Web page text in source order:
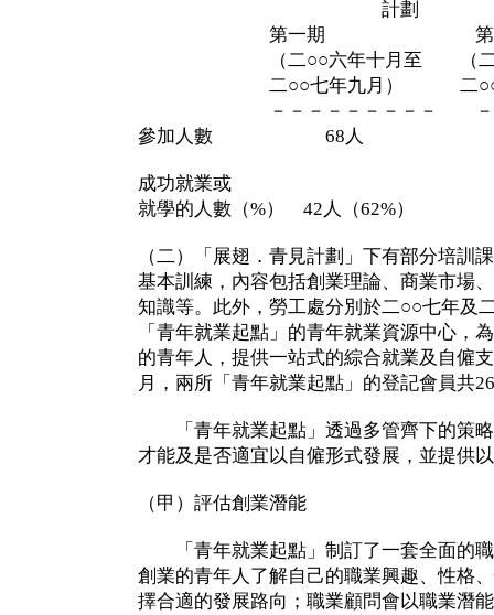
計劃
第一期 第二
（二○○六年十月至 （二○○
二○○七年九月） 二○○九
－－－－－－－－－ －－
參加人數 68人
成功就業或
就學的人數（%） 42人（62%）
（二）「展翅．青見計劃」下有部分培訓
基本訓練，內容包括創業理論、商業市場
知識等。此外，勞工處分別於二○○七年及
「青年就業起點」的青年就業資源中心，
的青年人，提供一站式的綜合就業及自僱
月，兩所「青年就業起點」的登記會員共
「青年就業起點」透過多管齊下的策略
才能及是否適宜以自僱形式發展，並提供
（甲）評估創業潛能
「青年就業起點」制訂了一套全面的職
創業的青年人了解自己的職業興趣、性格
擇合適的發展路向；職業顧問會以職業潛